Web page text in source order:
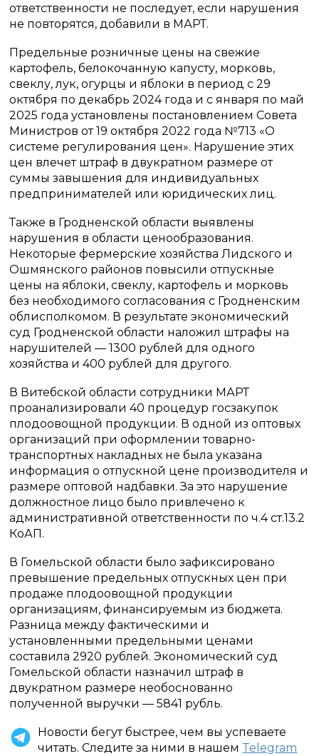
ответственности не последует, если нарушения
не повторятся, добавили в МАРТ.
Предельные розничные цены на свежие
картофель, белокочанную капусту, морковь,
свеклу, лук, огурцы и яблоки в период с 29
октября по декабрь 2024 года и с января по май
2025 года установлены постановлением Совета
Министров от 19 октября 2022 года №713 «О
системе регулирования цен». Нарушение этих
цен влечет штраф в двукратном размере от
суммы завышения для индивидуальных
предпринимателей или юридических лиц.
Также в Гродненской области выявлены
нарушения в области ценообразования.
Некоторые фермерские хозяйства Лидского и
Ошмянского районов повысили отпускные
цены на яблоки, свеклу, картофель и морковь
без необходимого согласования с Гродненским
облисполкомом. В результате экономический
суд Гродненской области наложил штрафы на
нарушителей — 1300 рублей для одного
хозяйства и 400 рублей для другого.
В Витебской области сотрудники МАРТ
проанализировали 40 процедур госзакупок
плодоовощной продукции. В одной из оптовых
организаций при оформлении товарно-
транспортных накладных не была указана
информация о отпускной цене производителя и
размере оптовой надбавки. За это нарушение
должностное лицо было привлечено к
административной ответственности по ч.4 ст.13.2
КоАП.
В Гомельской области было зафиксировано
превышение предельных отпускных цен при
продаже плодоовощной продукции
организациям, финансируемым из бюджета.
Разница между фактическими и
установленными предельными ценами
составила 2920 рублей. Экономический суд
Гомельской области назначил штраф в
двукратном размере необоснованно
полученной выручки — 5841 рубль.
Новости бегут быстрее, чем вы успеваете
читать. Следите за ними в нашем Telegram